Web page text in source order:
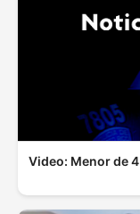
Video: Menor de